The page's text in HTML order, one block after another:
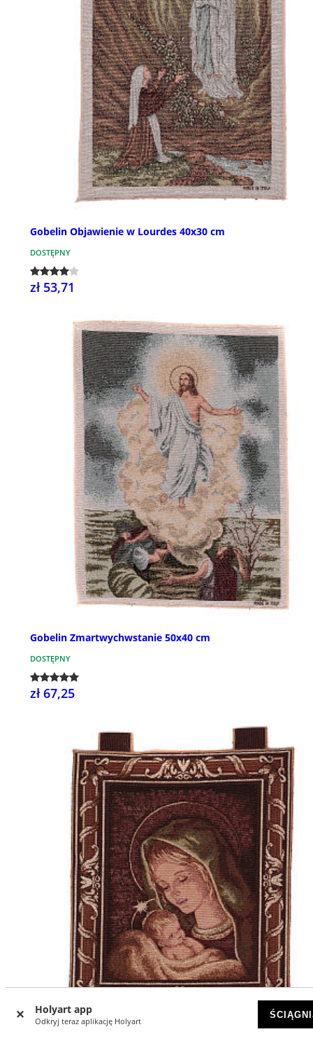
Holyart app
Odkryj teraz aplikację Holyart
Gobelin Objawienie w Lourdes 40x30 cm
DOSTĘPNY
zł 53,71
Gobelin Zmartwychwstanie 50x40 cm
DOSTĘPNY
zł 67,25
-25%